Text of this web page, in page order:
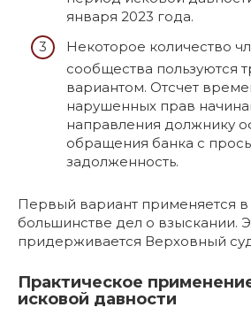
января 2023 года.
Некоторое количество
сообщества пользуются
вариантом. Отсчет
нарушенных прав
направления должнику
обращения банка с
задолженность.
Первый вариант применяется
большинстве дел о взыскании.
придерживается Верховный
Практическое
исковой давности